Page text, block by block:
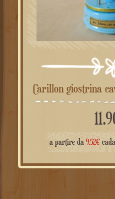
Carillon giostrina
a partire da 9.52€